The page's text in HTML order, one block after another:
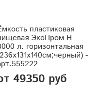
пластиковая
ЭкоПром H
л. горизонтальная
-
49350 руб